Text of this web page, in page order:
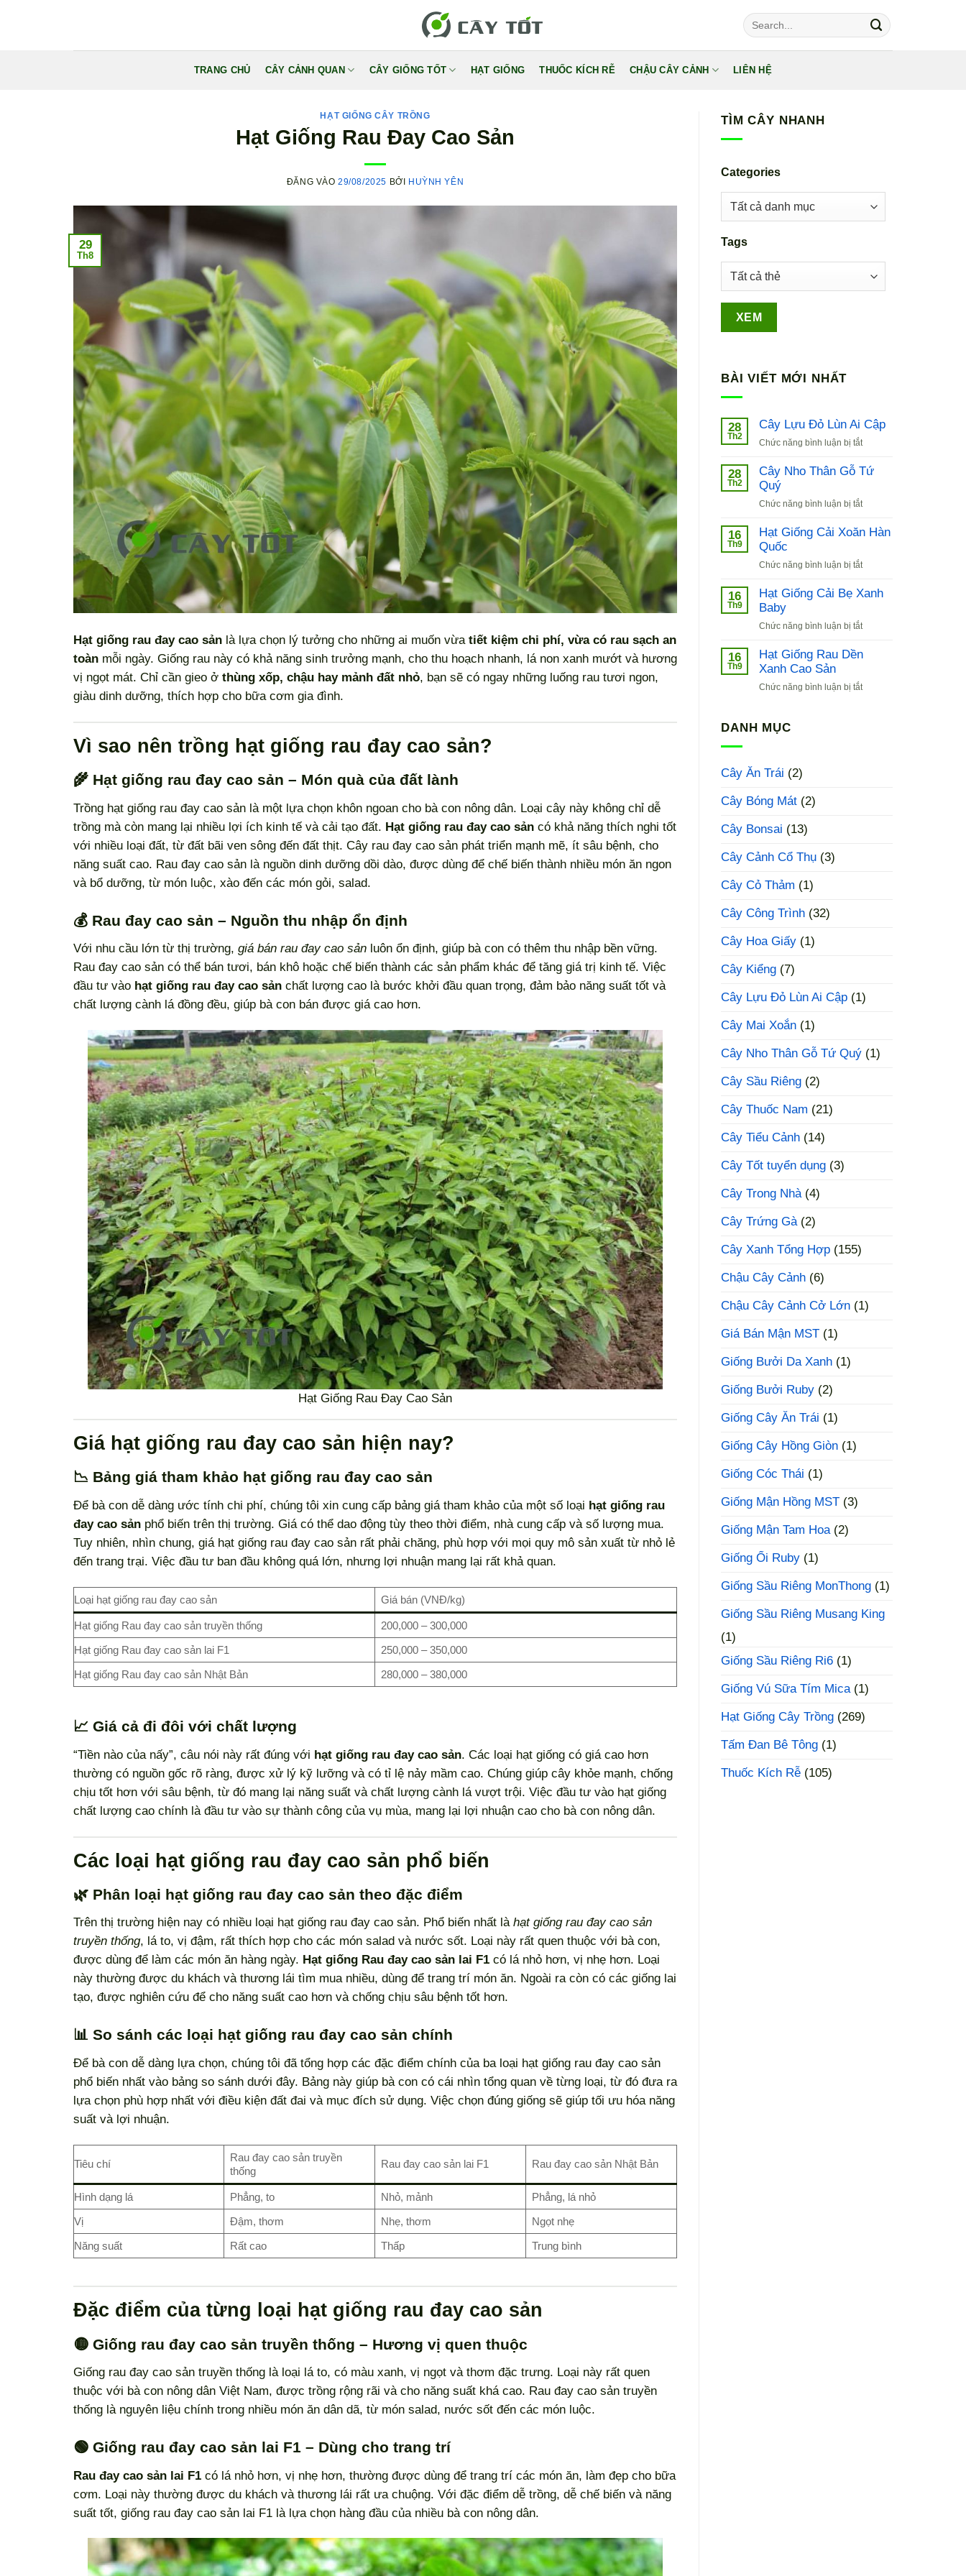
Tìm
kiếm:
TRANG CHỦ CÂY CẢNH QUAN CÂY GIỐNG TỐT HẠT GIỐNG THUỐC KÍCH RỄ CHẬU CÂY CẢNH LIÊN HỆ
HẠT GIỐNG CÂY TRỒNG
Hạt Giống Rau Đay Cao Sản
ĐĂNG VÀO29/08/2025 BỞI HUỲNH YÊN
29
Th8
Hạt giống rau đay cao sản là lựa chọn lý tưởng cho những ai muốn vừa tiết kiệm chi phí, vừa có rau sạch an
toàn mỗi ngày. Giống rau này có khả năng sinh trưởng mạnh, cho thu hoạch nhanh, lá non xanh mướt và hương
vị ngọt mát. Chỉ cần gieo ở thùng xốp, chậu hay mảnh đất nhỏ, bạn sẽ có ngay những luống rau tươi ngon,
giàu dinh dưỡng, thích hợp cho bữa cơm gia đình.
Vì sao nên trồng hạt giống rau đay cao sản?
🌾 Hạt giống rau đay cao sản – Món quà của đất lành
Trồng hạt giống rau đay cao sản là một lựa chọn khôn ngoan cho bà con nông dân. Loại cây này không chỉ dễ
trồng mà còn mang lại nhiều lợi ích kinh tế và cải tạo đất. Hạt giống rau đay cao sản có khả năng thích nghi tốt
với nhiều loại đất, từ đất bãi ven sông đến đất thịt. Cây rau đay cao sản phát triển mạnh mẽ, ít sâu bệnh, cho
năng suất cao. Rau đay cao sản là nguồn dinh dưỡng dồi dào, được dùng để chế biến thành nhiều món ăn ngon
và bổ dưỡng, từ món luộc, xào đến các món gỏi, salad.
💰 Rau đay cao sản – Nguồn thu nhập ổn định
Với nhu cầu lớn từ thị trường, giá bán rau đay cao sản luôn ổn định, giúp bà con có thêm thu nhập bền vững.
Rau đay cao sản có thể bán tươi, bán khô hoặc chế biến thành các sản phẩm khác để tăng giá trị kinh tế. Việc
đầu tư vào hạt giống rau đay cao sản chất lượng cao là bước khởi đầu quan trọng, đảm bảo năng suất tốt và
chất lượng cành lá đồng đều, giúp bà con bán được giá cao hơn.
Hạt Giống Rau Đay Cao Sản
Giá hạt giống rau đay cao sản hiện nay?
📉 Bảng giá tham khảo hạt giống rau đay cao sản
Để bà con dễ dàng ước tính chi phí, chúng tôi xin cung cấp bảng giá tham khảo của một số loại hạt giống rau
đay cao sản phổ biến trên thị trường. Giá có thể dao động tùy theo thời điểm, nhà cung cấp và số lượng mua.
Tuy nhiên, nhìn chung, giá hạt giống rau đay cao sản rất phải chăng, phù hợp với mọi quy mô sản xuất từ nhỏ lẻ
đến trang trại. Việc đầu tư ban đầu không quá lớn, nhưng lợi nhuận mang lại rất khả quan.
Loại hạt giống rau đay cao sản Giá bán (VNĐ/kg)
Hạt giống Rau đay cao sản truyền thống
200,000 – 300,000
Hạt giống Rau đay cao sản lai F1
250,000 – 350,000
Hạt giống Rau đay cao sản Nhật Bản
280,000 – 380,000
📈 Giá cả đi đôi với chất lượng
“Tiền nào của nấy”, câu nói này rất đúng với hạt giống rau đay cao sản. Các loại hạt giống có giá cao hơn
thường có nguồn gốc rõ ràng, được xử lý kỹ lưỡng và có tỉ lệ nảy mầm cao. Chúng giúp cây khỏe mạnh, chống
chịu tốt hơn với sâu bệnh, từ đó mang lại năng suất và chất lượng cành lá vượt trội. Việc đầu tư vào hạt giống
chất lượng cao chính là đầu tư vào sự thành công của vụ mùa, mang lại lợi nhuận cao cho bà con nông dân.
Các loại hạt giống rau đay cao sản phổ biến
🌿 Phân loại hạt giống rau đay cao sản theo đặc điểm
Trên thị trường hiện nay có nhiều loại hạt giống rau đay cao sản. Phổ biến nhất là hạt giống rau đay cao sản
truyền thống, lá to, vị đậm, rất thích hợp cho các món salad và nước sốt. Loại này rất quen thuộc với bà con,
được dùng để làm các món ăn hàng ngày. Hạt giống Rau đay cao sản lai F1 có lá nhỏ hơn, vị nhẹ hơn. Loại
này thường được du khách và thương lái tìm mua nhiều, dùng để trang trí món ăn. Ngoài ra còn có các giống lai
tạo, được nghiên cứu để cho năng suất cao hơn và chống chịu sâu bệnh tốt hơn.
📊 So sánh các loại hạt giống rau đay cao sản chính
Để bà con dễ dàng lựa chọn, chúng tôi đã tổng hợp các đặc điểm chính của ba loại hạt giống rau đay cao sản
phổ biến nhất vào bảng so sánh dưới đây. Bảng này giúp bà con có cái nhìn tổng quan về từng loại, từ đó đưa ra
lựa chọn phù hợp nhất với điều kiện đất đai và mục đích sử dụng. Việc chọn đúng giống sẽ giúp tối ưu hóa năng
suất và lợi nhuận.
Tiêu chí
Rau đay cao sản truyền
thống
Rau đay cao sản lai F1 Rau đay cao sản Nhật Bản
Hình dạng lá Phẳng, to Nhỏ, mảnh
Phẳng, lá nhỏ
Vị
Đậm, thơm Nhẹ, thơm
Ngọt nhẹ
Năng suất
Rất cao Thấp Trung bình
Đặc điểm của từng loại hạt giống rau đay cao sản
🟡 Giống rau đay cao sản truyền thống – Hương vị quen thuộc
Giống rau đay cao sản truyền thống là loại lá to, có màu xanh, vị ngọt và thơm đặc trưng. Loại này rất quen
thuộc với bà con nông dân Việt Nam, được trồng rộng rãi và cho năng suất khá cao. Rau đay cao sản truyền
thống là nguyên liệu chính trong nhiều món ăn dân dã, từ món salad, nước sốt đến các món luộc.
🟢 Giống rau đay cao sản lai F1 – Dùng cho trang trí
Rau đay cao sản lai F1 có lá nhỏ hơn, vị nhẹ hơn, thường được dùng để trang trí các món ăn, làm đẹp cho bữa
cơm. Loại này thường được du khách và thương lái rất ưa chuộng. Với đặc điểm dễ trồng, dễ chế biến và năng
suất tốt, giống rau đay cao sản lai F1 là lựa chọn hàng đầu của nhiều bà con nông dân.
TÌM CÂY NHANH
Categories
Tags
BÀI VIẾT MỚI NHẤT
28
Th2
Cây Lựu Đỏ Lùn Ai Cập
Chức năng bình luận bị tắtở
Lựu
Ai
28
Th2
Cây Nho Thân Gỗ Tứ
Quý
Chức năng bình luận bị tắtở
Nho
Tứ
16
Th9
Hạt Giống Cải Xoăn Hàn
Quốc
Chức năng bình luận bị tắtở
Giống
Hàn
16
Th9
Hạt Giống Cải Bẹ Xanh
Baby
Chức năng bình luận bị tắtở
Giống
Xanh
16
Th9
Hạt Giống Rau Dền
Xanh Cao Sản
Chức năng bình luận bị tắtở
DANH MỤC
Cây Ăn Trái (2)
Cây Bóng Mát (2)
Cây Bonsai (13)
Cây Cảnh Cổ Thụ (3)
Cây Cỏ Thảm (1)
Cây Công Trình (32)
Cây Hoa Giấy (1)
Cây Kiểng (7)
Cây Lựu Đỏ Lùn Ai Cập (1)
Cây Mai Xoắn (1)
Cây Nho Thân Gỗ Tứ Quý (1)
Cây Sầu Riêng (2)
Cây Thuốc Nam (21)
Cây Tiểu Cảnh (14)
Cây Tốt tuyển dụng (3)
Cây Trong Nhà (4)
Cây Trứng Gà (2)
Cây Xanh Tổng Hợp (155)
Chậu Cây Cảnh (6)
Chậu Cây Cảnh Cở Lớn (1)
Giá Bán Mận MST (1)
Giống Bưởi Da Xanh (1)
Giống Bưởi Ruby (2)
Giống Cây Ăn Trái (1)
Giống Cây Hồng Giòn (1)
Giống Cóc Thái (1)
Giống Mận Hồng MST (3)
Giống Mận Tam Hoa (2)
Giống Ổi Ruby (1)
Giống Sầu Riêng MonThong (1)
Giống Sầu Riêng Musang King
(1)
Giống Sầu Riêng Ri6 (1)
Giống Vú Sữa Tím Mica (1)
Hạt Giống Cây Trồng (269)
Tấm Đan Bê Tông (1)
Thuốc Kích Rễ (105)